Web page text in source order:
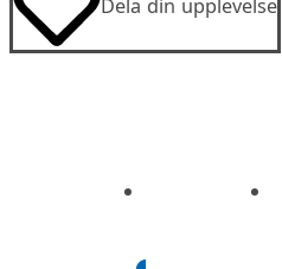
Dela din upplevelse